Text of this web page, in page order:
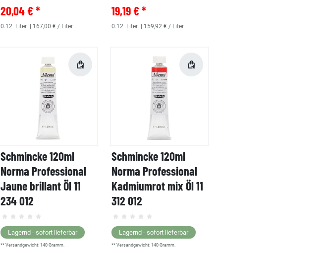
20,04 € *
0.12 Liter | 167,00 € / Liter
19,19 € *
0.12 Liter | 159,92 € / Liter
Schmincke 120ml
Norma Professional
Jaune brillant Öl 11
234 012
Lagernd - sofort lieferbar
** Versandgewicht: 140 Gramm.
Schmincke 120ml
Norma Professional
Kadmiumrot mix Öl 11
312 012
Lagernd - sofort lieferbar
** Versandgewicht: 140 Gramm.